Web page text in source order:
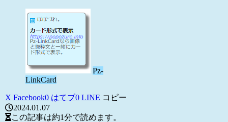
Pz-
LinkCard
X Facebook0 はてブ0 LINE コピー
2024.01.07
この記事は約1分で読めます。